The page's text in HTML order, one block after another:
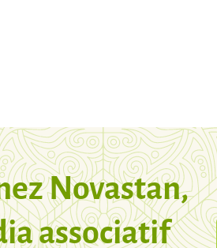
Novastan,
associatif